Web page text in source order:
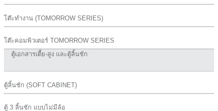
โต๊ะทำงาน (TOMORROW SERIES)
โต๊ะคอมพิวเตอร์ TOMORROW SERIES
ตู้เอกสารเตี้ย-สูง และตู้ลิ้นชัก
ตู้ลิ้นชัก (SOFT CABINET)
ตู้ 3 ลิ้นชัก แบบไม่มีล้อ